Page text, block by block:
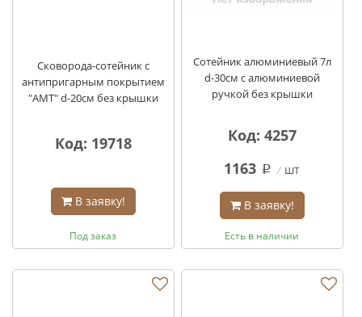
Сковорода-сотейник с
антипригарным покрытием
"AMT" d-20см без крышки
Код: 19718
В заявку!
Под заказ
Сотейник алюминиевый 7л
d-30см с алюминиевой
ручкой без крышки
Код: 4257
1163 q шт
В заявку!
Есть в наличии